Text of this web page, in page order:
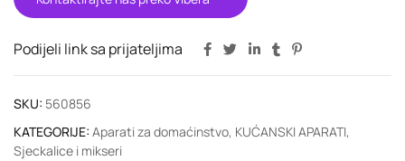
Podijeli link sa prijateljima
SKU: 560856
KATEGORIJE: Aparati za domaćinstvo, KUĆANSKI APARATI,
Sjeckalice i mikseri